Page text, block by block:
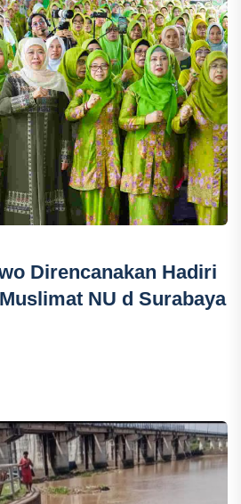
Direncanakan Hadiri
NU d Surabaya